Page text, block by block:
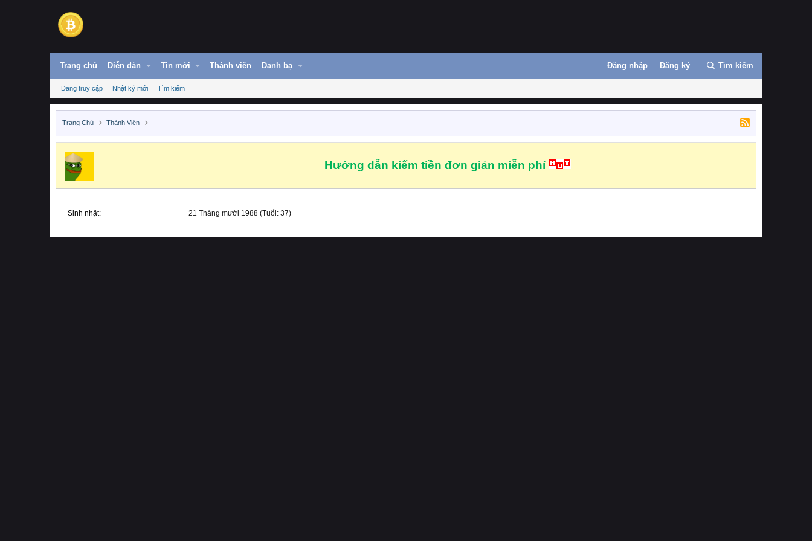
Trang chủ Diễn đàn Tin mới Thành viên Danh bạ Đăng nhập Đăng ký Tìm kiếm
Đang truy cập Nhật ký mới Tìm kiếm
Trang Chủ Thành Viên
Hướng dẫn kiếm tiền đơn giản miễn phí
Sinh nhật 21 Tháng mười 1988 (Tuổi: 37)